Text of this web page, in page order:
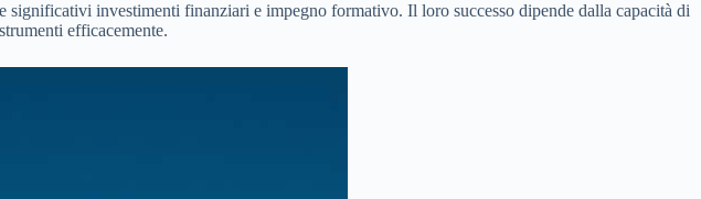
investimenti finanziari e impegno formativo. Il loro successo dipende dalla capacità di
efficacemente.